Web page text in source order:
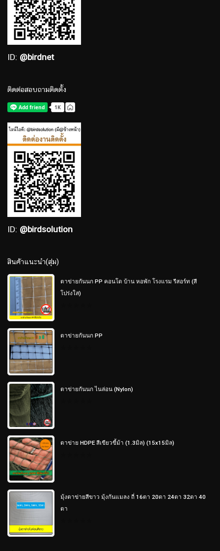
ID: @birdnet
ติดต่อสอบถามติดตั้ง
ID: @birdsolution
สินค้าแนะนำ(สุ่ม)
ตาข่ายกันนก PP คอนโด บ้าน หอพัก โรงแรม รีสอร์ท (สี
โปร่งใส)
ตาข่ายกันนก PP
ตาข่ายกันนก ไนล่อน (Nylon)
ตาข่าย HDPE สีเขียวขี้ม้า (1.3มิล) (15x15มิล)
มุ้งตาข่ายสีขาว มุ้งกันแมลง ถี่ 16ตา 20ตา 24ตา 32ตา 40
ตา